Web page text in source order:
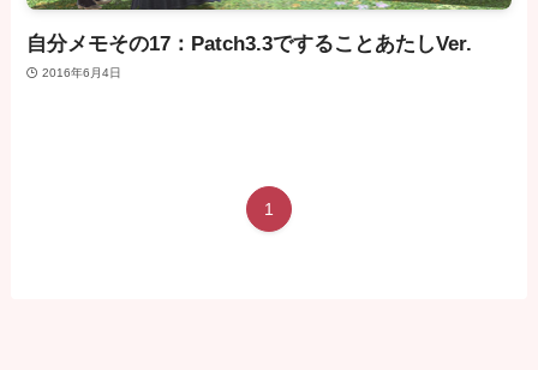
自分メモその17：Patch3.3ですることあたしVer.
2016年6月4日
1